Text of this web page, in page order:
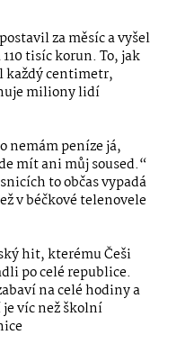
za měsíc a vyšel
tisíc korun. To, jak
každý centimetr,
miliony lidí
nemám peníze já,
mít ani můj soused.“
to občas vypadá
v béčkové telenovele
hit, kterému Češi
po celé republice.
na celé hodiny a
víc než školní